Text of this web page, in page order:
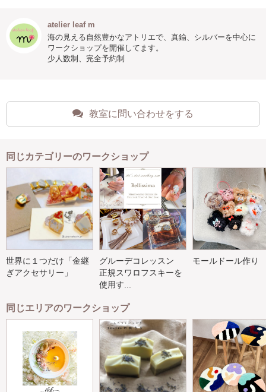
atelier leaf m
海の見える自然豊かなアトリエで、真鍮、シルバーを中心に
ワークショップを開催してます。
少人数制、完全予約制
教室に問い合わせをする
同じカテゴリーのワークショップ
世界に１つだけ「金継
ぎアクセサリー」
グルーデコレッスン
正規スワロフスキーを
使用す...
モールドール作り
同じエリアのワークショップ